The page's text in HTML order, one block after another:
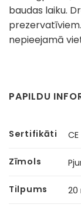
baudas laiku.
nepieejamā
PAPILDU
Sertifikāti CE
Zīmols
Tilpums 20